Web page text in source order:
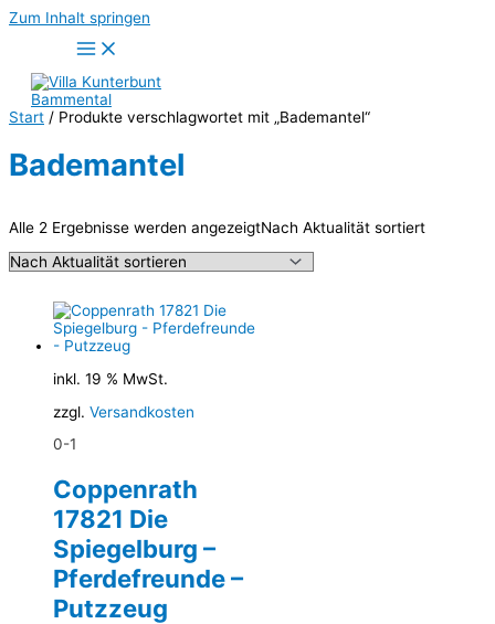
Zum Inhalt springen
Start / Produkte verschlagwortet mit „Bademantel“
Bademantel
Alle 2 Ergebnisse werden angezeigtNach Aktualität sortiert
inkl. 19 % MwSt.
zzgl. Versandkosten
0-1
Coppenrath
17821 Die
Spiegelburg –
Pferdefreunde –
Putzzeug